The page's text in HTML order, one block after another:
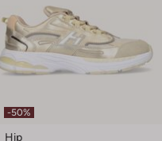
-50%
Hip